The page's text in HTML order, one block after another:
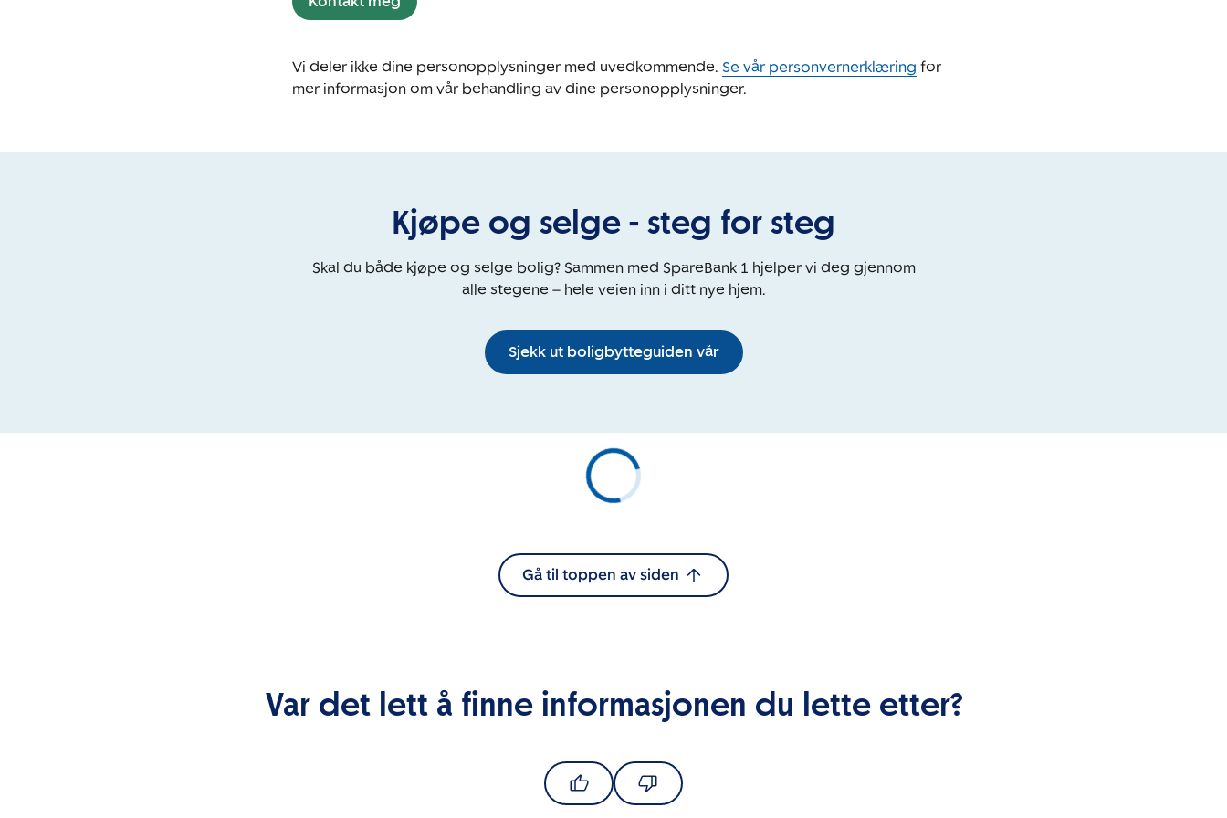
Vi deler ikke dine personopplysninger med uvedkommende. Se vår personvernerklæring for
mer informasjon om vår behandling av dine personopplysninger.
Kjøpe og selge - steg for steg
Skal du både kjøpe og selge bolig? Sammen med SpareBank 1 hjelper vi deg gjennom
alle stegene – hele veien inn i ditt nye hjem.
Sjekk ut boligbytteguiden vår
Gå til toppen av siden
Var det lett å finne informasjonen du lette etter?